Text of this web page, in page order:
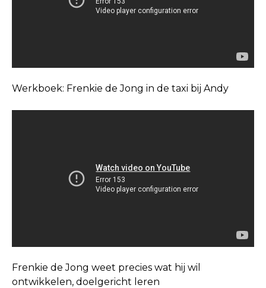
Werkboek: Frenkie de Jong in de taxi bij Andy
Frenkie de Jong weet precies wat hij wil
ontwikkelen, doelgericht leren